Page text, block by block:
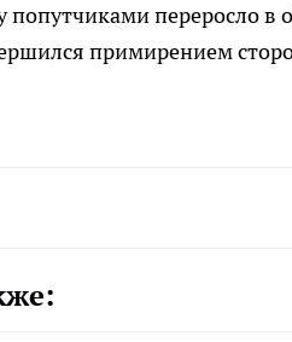
попутчиками переросло в
примирением